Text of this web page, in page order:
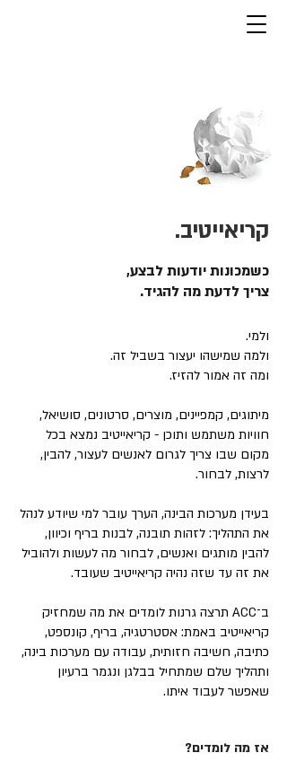
קריאייטיב.
כשמכונות יודעות לבצע,
צריך לדעת מה להגיד.
ולמי.
ולמה שמישהו יעצור בשביל זה.
ומה זה אמור להזיז.
מיתוגים, קמפיינים, מוצרים, סרטונים, סושיאל,
חוויות משתמש ותוכן - קריאייטיב נמצא בכל
מקום שבו צריך לגרום לאנשים לעצור, להבין,
לרצות, לבחור.
בעידן מערכות הבינה, הערך עובר למי שיודע לנהל
את התהליך: לזהות תובנה, לבנות בריף וכיוון,
להבין מותגים ואנשים, לבחור מה לעשות ולהוביל
את זה עד שזה נהיה קריאייטיב שעובד.
ב־ACC תרצה גרנות לומדים את מה שמחזיק
קריאייטיב באמת: אסטרטגיה, בריף, קונספט,
כתיבה, חשיבה חזותית, עבודה עם מערכות בינה,
ותהליך שלם שמתחיל בבלגן ונגמר ברעיון
שאפשר לעבוד איתו.
אז מה לומדים?